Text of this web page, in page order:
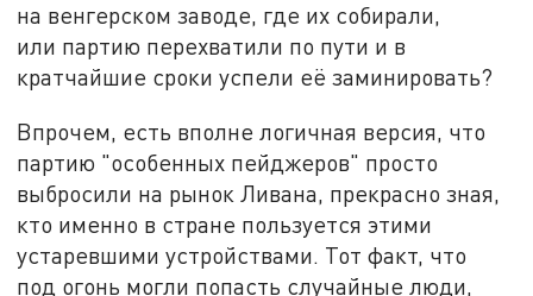
на венгерском заводе, где их собирали,
или партию перехватили по пути и в
кратчайшие сроки успели её заминировать?
Впрочем, есть вполне логичная версия, что
партию "особенных пейджеров" просто
выбросили на рынок Ливана, прекрасно зная,
кто именно в стране пользуется этими
устаревшими устройствами. Тот факт, что
под огонь могли попасть случайные люди,